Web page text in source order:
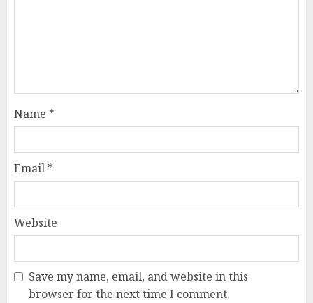
Name *
Email *
Website
Save my name, email, and website in this
browser for the next time I comment.